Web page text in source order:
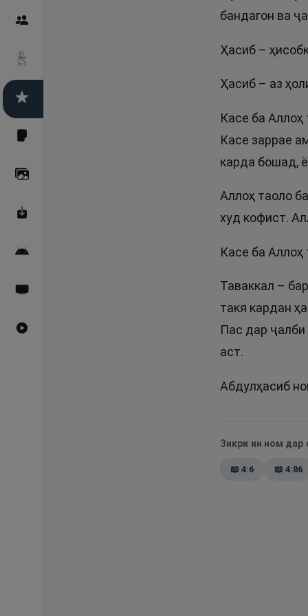
бандагон ва
Ҳасиб –
Ҳасиб – аз
Касе ба Аллоҳ
Касе заррае
карда бошад,
Аллоҳ таоло
худ кофист.
Касе ба Аллоҳ
Таваккал –
такя кардан
Пас дар ҷалби
аст.
Абдулҳасиб
Зикри ин ном дар
📖 4:6 📖 4:86